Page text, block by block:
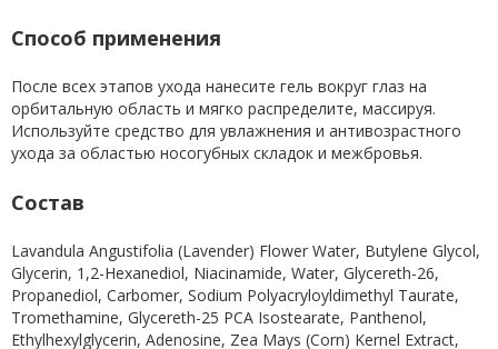
Способ применения
После всех этапов ухода нанесите гель вокруг глаз на
орбитальную область и мягко распределите, массируя.
Используйте средство для увлажнения и антивозрастного
ухода за областью носогубных складок и межбровья.
Состав
Lavandula Angustifolia (Lavender) Flower Water, Butylene Glycol,
Glycerin, 1,2-Hexanediol, Niacinamide, Water, Glycereth-26,
Propanediol, Carbomer, Sodium Polyacryloyldimethyl Taurate,
Tromethamine, Glycereth-25 PCA Isostearate, Panthenol,
Ethylhexylglycerin, Adenosine, Zea Mays (Corn) Kernel Extract,